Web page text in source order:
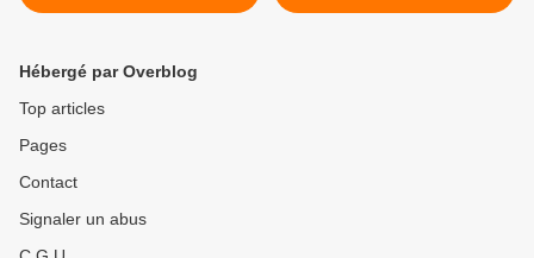
Secret et de INRI.
Goff. >
Hébergé par Overblog
Top articles
Pages
Contact
Signaler un abus